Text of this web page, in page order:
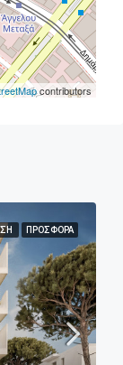
contributors
ΠΡΟΣΦΟΡΆ